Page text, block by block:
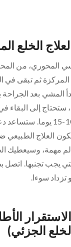
لعلاج الخلع
المحوري، من
المركزة ثم تبقى
المشي بعد
إلى البقاء
لمواعيد المتابعة لمدة 10-
العلاج الطبيعي
مهمة، وسيعطيك
يجب تجنبها. اتصل
سوءا.
الجزئي)